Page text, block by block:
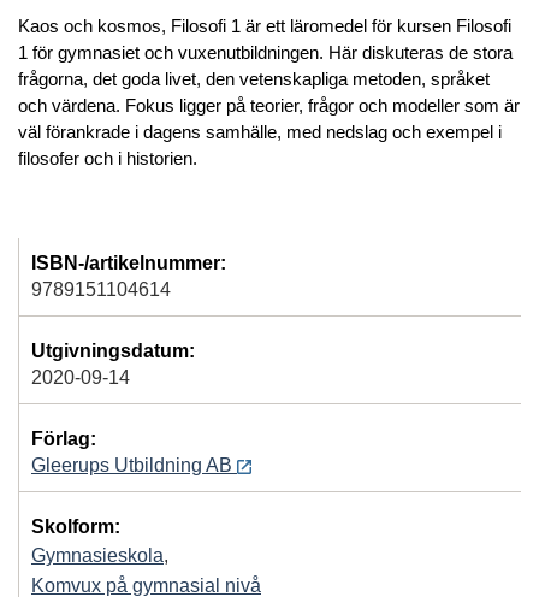
Kaos och kosmos, Filosofi 1 är ett läromedel för kursen Filosofi
1 för gymnasiet och vuxenutbildningen. Här diskuteras de stora
frågorna, det goda livet, den vetenskapliga metoden, språket
och värdena. Fokus ligger på teorier, frågor och modeller som är
väl förankrade i dagens samhälle, med nedslag och exempel i
filosofer och i historien.
ISBN-/artikelnummer:
9789151104614
Utgivningsdatum:
2020-09-14
Förlag:
Gleerups Utbildning AB
Skolform:
Gymnasieskola,
Komvux på gymnasial nivå